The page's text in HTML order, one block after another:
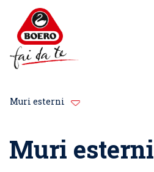
Muri esterni
Muri esterni